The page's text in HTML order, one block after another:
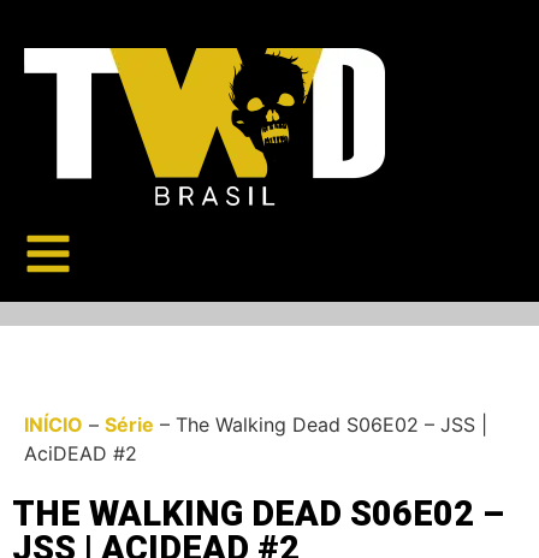
INÍCIO – Série – The Walking Dead S06E02 – JSS |
AciDEAD #2
THE WALKING DEAD S06E02 –
JSS | ACIDEAD #2